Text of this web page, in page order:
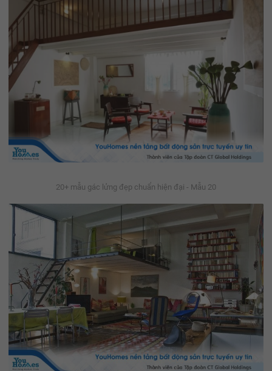
20+ mẫu gác lửng đẹp chuẩn hiện đại - Mẫu 20